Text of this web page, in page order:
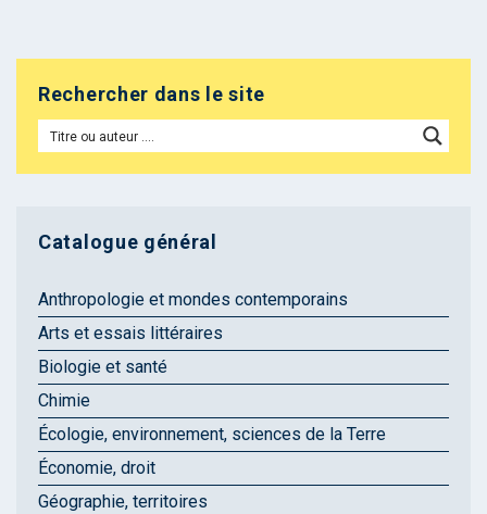
Rechercher dans le site
Catalogue général
Anthropologie et mondes contemporains
Arts et essais littéraires
Biologie et santé
Chimie
Écologie, environnement, sciences de la Terre
Économie, droit
Géographie, territoires